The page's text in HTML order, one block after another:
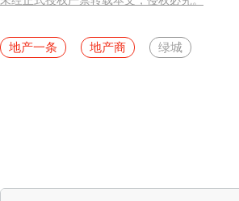
地产一条 地产商 绿城